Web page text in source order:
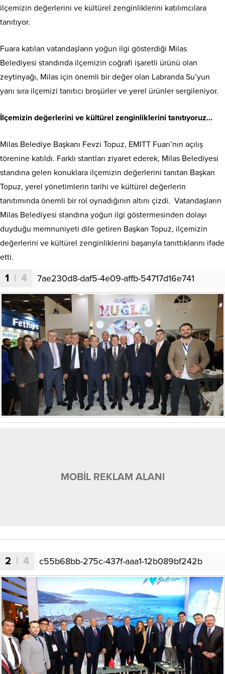
ilçemizin değerlerini ve kültürel zenginliklerini katılımcılara
tanıtıyor.
Fuara katılan vatandaşların yoğun ilgi gösterdiği Milas
Belediyesi standında ilçemizin coğrafi işaretli ürünü olan
zeytinyağı, Milas için önemli bir değer olan Labranda Su’yun
yanı sıra ilçemizi tanıtıcı broşürler ve yerel ürünler sergileniyor.
İlçemizin değerlerini ve kültürel zenginliklerini tanıtıyoruz…
Milas Belediye Başkanı Fevzi Topuz, EMITT Fuarı’nın açılış
törenine katıldı. Farklı stantları ziyaret ederek, Milas Belediyesi
standına gelen konuklara ilçemizin değerlerini tanıtan Başkan
Topuz, yerel yönetimlerin tarihi ve kültürel değerlerin
tanıtımında önemli bir rol oynadığının altını çizdi. Vatandaşların
Milas Belediyesi standına yoğun ilgi göstermesinden dolayı
duyduğu memnuniyeti dile getiren Başkan Topuz, ilçemizin
değerlerini ve kültürel zenginliklerini başarıyla tanıttıklarını ifade
etti.
1 | 4 7ae230d8-daf5-4e09-affb-54717d16e741
MOBİL REKLAM ALANI
2 | 4 c55b68bb-275c-437f-aaa1-12b089bf242b